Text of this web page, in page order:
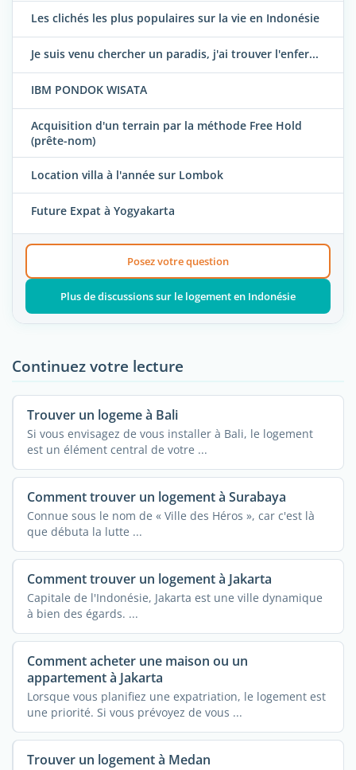
Les clichés les plus populaires sur la vie en Indonésie
Je suis venu chercher un paradis, j'ai trouver l'enfer...
IBM PONDOK WISATA
Acquisition d'un terrain par la méthode Free Hold
(prête-nom)
Location villa à l'année sur Lombok
Future Expat à Yogyakarta
Posez votre question
Plus de discussions sur le logement en Indonésie
Continuez votre lecture
Trouver un logeme à Bali
Si vous envisagez de vous installer à Bali, le logement
est un élément central de votre ...
Comment trouver un logement à Surabaya
Connue sous le nom de « Ville des Héros », car c'est là
que débuta la lutte ...
Comment trouver un logement à Jakarta
Capitale de l'Indonésie, Jakarta est une ville dynamique
à bien des égards. ...
Comment acheter une maison ou un
appartement à Jakarta
Lorsque vous planifiez une expatriation, le logement est
une priorité. Si vous prévoyez de vous ...
Trouver un logement à Medan